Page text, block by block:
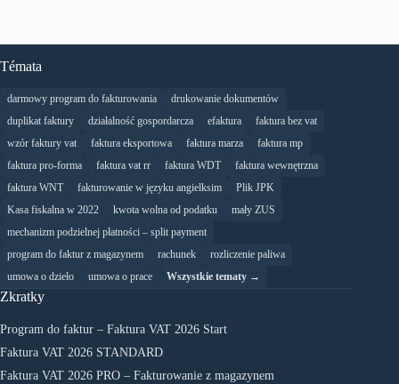
Témata
darmowy program do fakturowania
drukowanie dokumentów
duplikat faktury
działalność gospordarcza efaktura
faktura bez vat
wzór faktury vat
faktura eksportowa faktura marza
faktura mp
faktura pro-forma
faktura vat rr faktura WDT
faktura wewnętrzna
faktura WNT
fakturowanie w języku angielksim
Plik JPK
Kasa fiskalna w 2022
kwota wolna od podatku
mały ZUS
mechanizm podzielnej płatności – split payment
program do faktur z magazynem
rachunek
rozliczenie paliwa
umowa o dzieło
umowa o prace Wszystkie tematy →
Zkratky
Program do faktur – Faktura VAT 2026 Start
Faktura VAT 2026 STANDARD
Faktura VAT 2026 PRO – Fakturowanie z magazynem